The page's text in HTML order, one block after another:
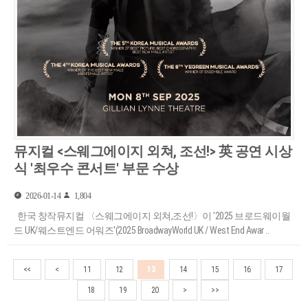
뮤지컬 <스웨그에이지 외쳐, 조선!> 英 공연 시상
식 '최우수 콘서트' 부문 수상
2026-01-14 1,804
드 UK/웨스트엔드 어워즈'(2025 BroadwayWorld UK / West End Awar ..
<< < 11 12 13 14 15 16 17
18 19 20 > >>